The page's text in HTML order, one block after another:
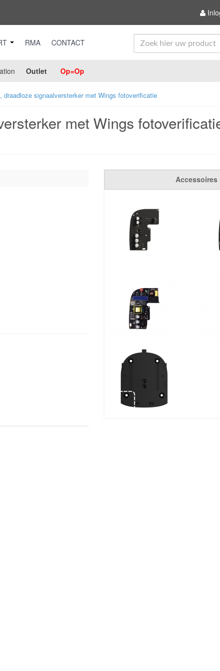
RMA CONTACT
Outlet Op=Op
draadloze signaalversterker met Wings fotoverificatie
met Wings
Accessoires